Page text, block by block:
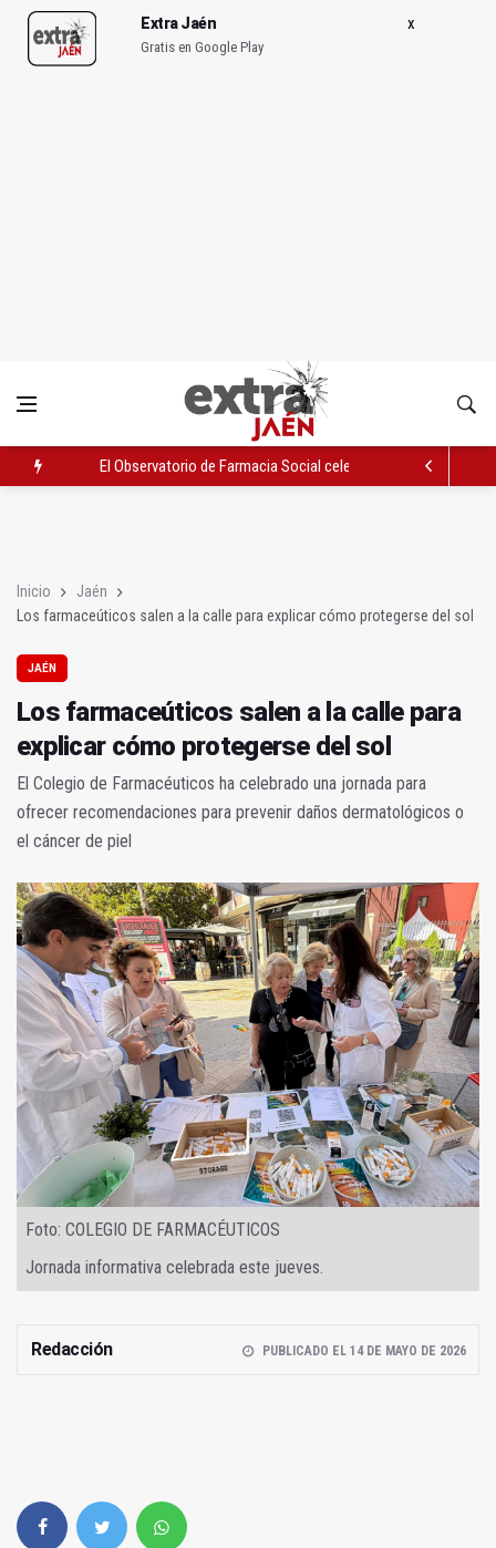
Extra Jaén
Gratis en Google Play
El Observatorio de Farmacia Social celebra su primera reunión
Inicio
Jaén
Los farmaceúticos salen a la calle para explicar cómo protegerse del sol
JAÉN
Los farmaceúticos salen a la calle para
explicar cómo protegerse del sol
El Colegio de Farmacéuticos ha celebrado una jornada para
ofrecer recomendaciones para prevenir daños dermatológicos o
el cáncer de piel
Foto: COLEGIO DE FARMACÉUTICOS
Jornada informativa celebrada este jueves.
Redacción PUBLICADO EL 14 DE MAYO DE 2026